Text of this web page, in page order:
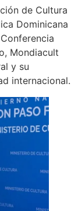
de Cultura
Dominicana
Mondiacult
y su
internacional.